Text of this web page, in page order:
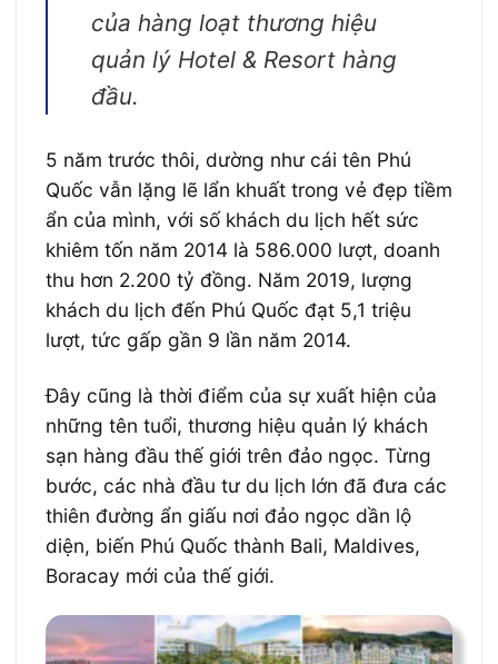
của hàng loạt thương hiệu
quản lý Hotel & Resort hàng
đầu.
5 năm trước thôi, dường như cái tên Phú
Quốc vẫn lặng lẽ lẩn khuất trong vẻ đẹp tiềm
ẩn của mình, với số khách du lịch hết sức
khiêm tốn năm 2014 là 586.000 lượt, doanh
thu hơn 2.200 tỷ đồng. Năm 2019, lượng
khách du lịch đến Phú Quốc đạt 5,1 triệu
lượt, tức gấp gần 9 lần năm 2014.
Đây cũng là thời điểm của sự xuất hiện của
những tên tuổi, thương hiệu quản lý khách
sạn hàng đầu thế giới trên đảo ngọc. Từng
bước, các nhà đầu tư du lịch lớn đã đưa các
thiên đường ẩn giấu nơi đảo ngọc dần lộ
diện, biến Phú Quốc thành Bali, Maldives,
Boracay mới của thế giới.